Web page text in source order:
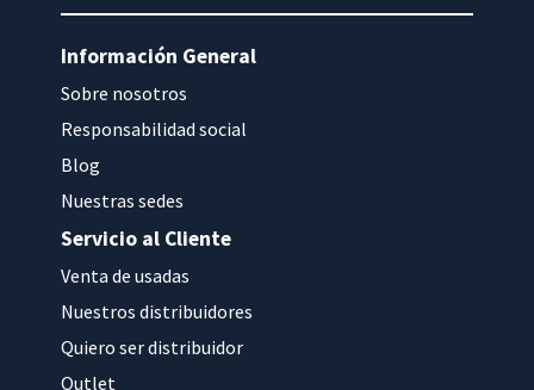
Información General
Sobre nosotros
Responsabilidad social
Blog
Nuestras sedes
Servicio al Cliente
Venta de usadas
Nuestros distribuidores
Quiero ser distribuidor
Outlet